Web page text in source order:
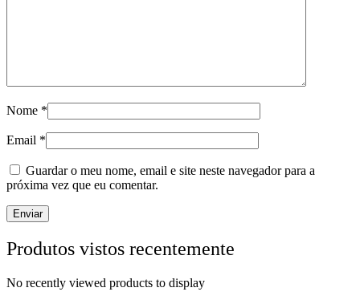
Nome *
Email *
Guardar o meu nome, email e site neste navegador para a
próxima vez que eu comentar.
Produtos vistos recentemente
No recently viewed products to display